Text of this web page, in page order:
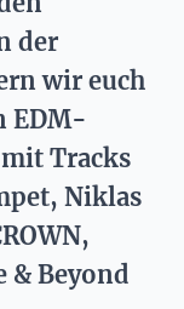
der
wir euch
EDM-
Tracks
Niklas
& Beyond